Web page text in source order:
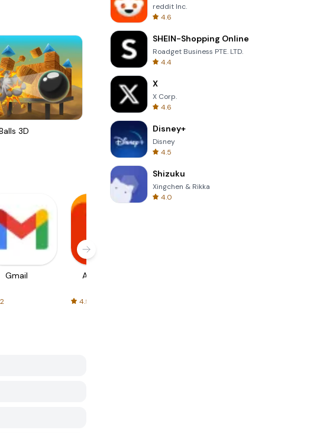
3D One Stroke
Gmail AliExpress
4.5
reddit Inc.
4.6
SHEIN-Shopping Online
Roadget Business PTE. LTD.
4.4
X
X Corp.
4.6
Disney+
Disney
4.5
Shizuku
Xingchen & Rikka
4.0